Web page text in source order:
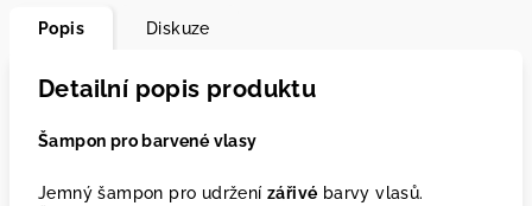
Popis Diskuze
Detailní popis produktu
Šampon pro barvené vlasy
Jemný šampon pro udržení zářivé barvy vlasů.